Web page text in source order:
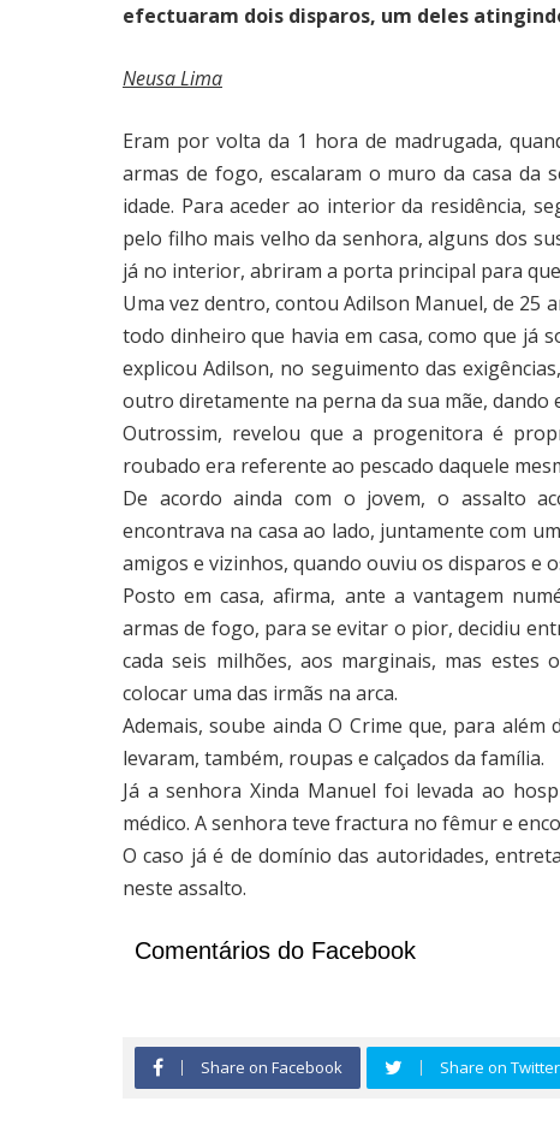
efectuaram dois disparos, um deles
Neusa Lima
Eram por volta da 1 hora de madrugada,
armas de fogo, escalaram o muro da casa da
idade. Para aceder ao interior da residência,
pelo filho mais velho da senhora, alguns dos
já no interior, abriram a porta principal para
Uma vez dentro, contou Adilson Manuel, de 25
todo dinheiro que havia em casa, como que já
explicou Adilson, no seguimento das
outro diretamente na perna da sua mãe, dando
Outrossim, revelou que a progenitora é
roubado era referente ao pescado daquele
De acordo ainda com o jovem, o assalto
encontrava na casa ao lado, juntamente com
amigos e vizinhos, quando ouviu os disparos e
Posto em casa, afirma, ante a vantagem
armas de fogo, para se evitar o pior, decidiu
cada seis milhões, aos marginais, mas
colocar uma das irmãs na arca.
Ademais, soube ainda O Crime que, para
levaram, também, roupas e calçados da família.
Já a senhora Xinda Manuel foi levada ao
médico. A senhora teve fractura no fêmur e
O caso já é de domínio das autoridades,
neste assalto.
Comentários do Facebook
Share on Facebook Share on Twitter